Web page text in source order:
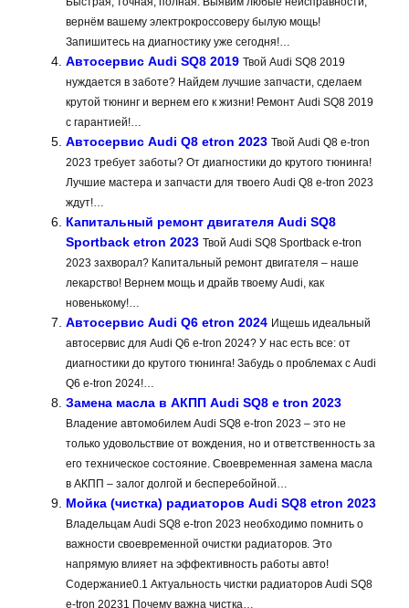
вернём вашему электрокроссоверу былую мощь!
Запишитесь на диагностику уже сегодня!…
Автосервис Audi SQ8 2019 Твой Audi SQ8 2019
нуждается в заботе? Найдем лучшие запчасти, сделаем
крутой тюнинг и вернем его к жизни! Ремонт Audi SQ8 2019
с гарантией!…
Автосервис Audi Q8 etron 2023 Твой Audi Q8 e-tron
2023 требует заботы? От диагностики до крутого тюнинга!
Лучшие мастера и запчасти для твоего Audi Q8 e-tron 2023
ждут!…
Капитальный ремонт двигателя Audi SQ8
Sportback etron 2023 Твой Audi SQ8 Sportback e-tron
2023 захворал? Капитальный ремонт двигателя – наше
лекарство! Вернем мощь и драйв твоему Audi, как
новенькому!…
Автосервис Audi Q6 etron 2024 Ищешь идеальный
автосервис для Audi Q6 e-tron 2024? У нас есть все: от
диагностики до крутого тюнинга! Забудь о проблемах с Audi
Q6 e-tron 2024!…
Замена масла в АКПП Audi SQ8 e tron 2023
Владение автомобилем Audi SQ8 e-tron 2023 – это не
только удовольствие от вождения‚ но и ответственность за
его техническое состояние. Своевременная замена масла
в АКПП – залог долгой и бесперебойной…
Мойка (чистка) радиаторов Audi SQ8 etron 2023
Владельцам Audi SQ8 e-tron 2023 необходимо помнить о
важности своевременной очистки радиаторов. Это
напрямую влияет на эффективность работы авто!
Содержание0.1 Актуальность чистки радиаторов Audi SQ8
e-tron 20231 Почему важна чистка…